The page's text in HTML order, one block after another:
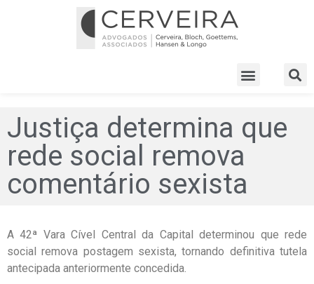
Justiça determina que
rede social remova
comentário sexista
A 42ª Vara Cível Central da Capital determinou que rede
social remova postagem sexista, tornando definitiva tutela
antecipada anteriormente concedida.